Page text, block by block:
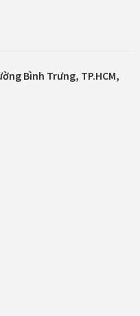
Bình Trưng, TP.HCM,